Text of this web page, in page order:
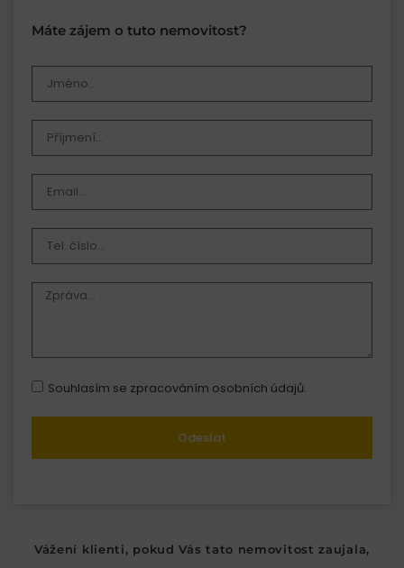
Máte zájem o tuto nemovitost?
Souhlasím se zpracováním osobních údajů.
Odeslat
Vážení klienti, pokud Vás tato nemovitost zaujala,